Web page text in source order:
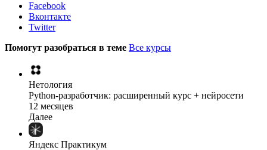
Facebook
Вконтакте
Twitter
Помогут разобраться в теме Все курсы
Нетология
Python-разработчик: расширенный курс + нейросети
12 месяцев
Далее
Яндекс Практикум